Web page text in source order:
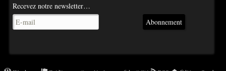
Recevez notre newsletter…
Abonnement